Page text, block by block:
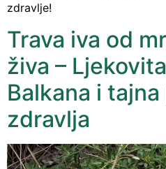
zdravlje!
Trava iva od
živa –
Balkana i
zdravlja